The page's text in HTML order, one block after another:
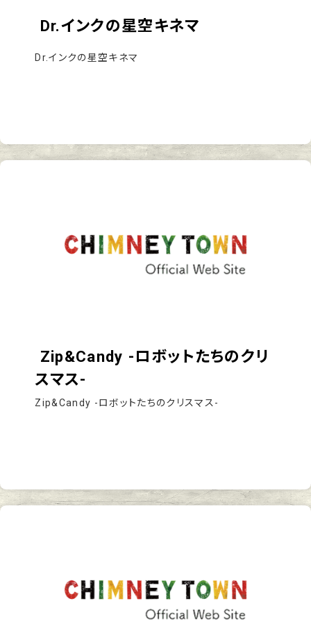
Dr.インクの星空キネマ
Dr.インクの星空キネマ
Zip&Candy -ロボットたちのクリ
スマス-
Zip&Candy -ロボットたちのクリスマス-